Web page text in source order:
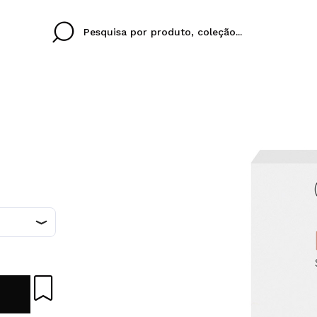
Eu não tenho uma
Ao criar uma conta
rapidamente, verificar
IDIOMA
colori